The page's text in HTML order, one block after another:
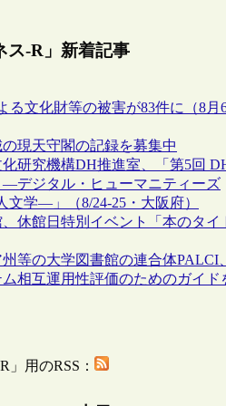
ス-R」新着記事
る文化財等の被害が83件に（8月
現天守閣の記録を募集中
化研究機構DH推進室、「第5回
―デジタル・ヒューマニティーズ
文学―」（8/24-25・大阪府）
休館日特別イベント「本のタイ
等の大学図書館の連合体PALCI、
相互運用性評価のためのガイド
」用のRSS：